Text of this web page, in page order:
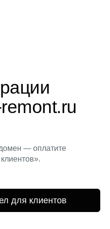
— оплатите
для клиентов